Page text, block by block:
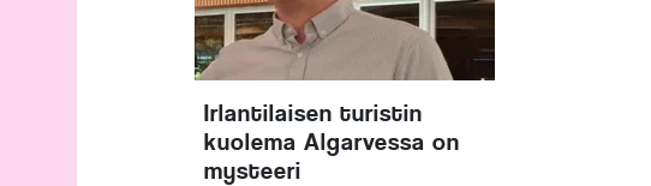
Irlantilaisen turistin
kuolema Algarvessa on
mysteeri